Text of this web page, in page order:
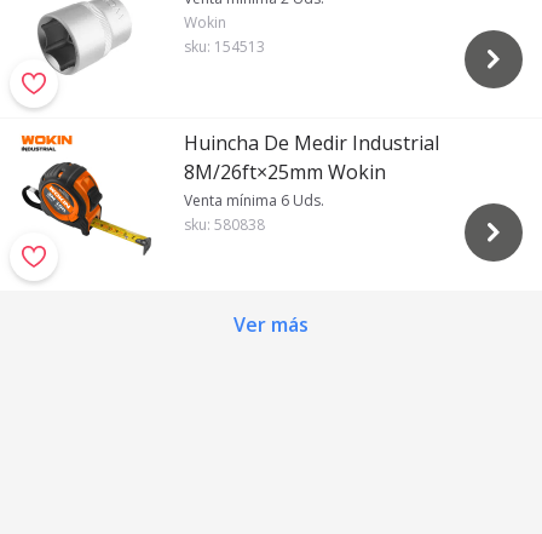
Wokin
sku: 154513
Huincha De Medir Industrial
8M/26ft×25mm Wokin
Venta mínima 6 Uds.
sku: 580838
Ver más